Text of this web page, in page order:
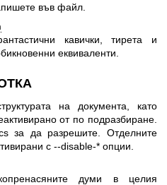
във файл.
кавички, тирета и
еквиваленти.
на документа, като
от по подразбиране.
за да разрешите. Отделните
с --disable-* опции.
думи в целия